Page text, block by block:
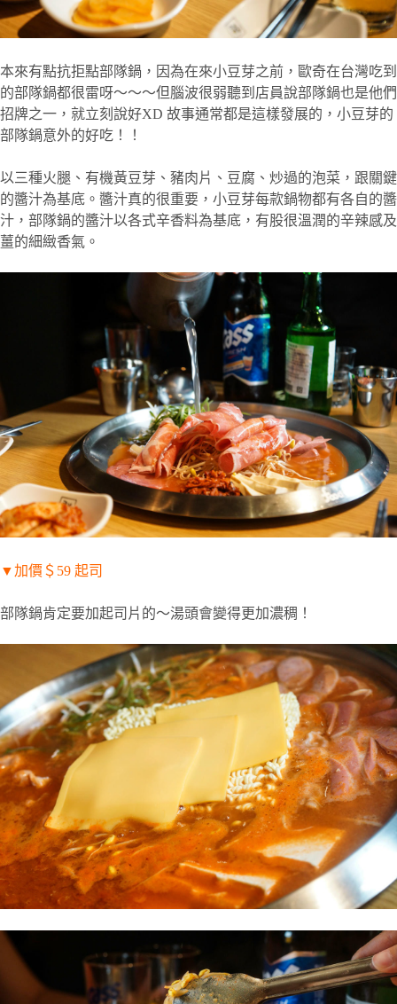
本來有點抗拒點部隊鍋，因為在來小豆芽之前，歐奇在台灣吃到
的部隊鍋都很雷呀～～～但腦波很弱聽到店員說部隊鍋也是他們
招牌之一，就立刻說好XD 故事通常都是這樣發展的，小豆芽的
部隊鍋意外的好吃！！
以三種火腿、有機黃豆芽、豬肉片、豆腐、炒過的泡菜，跟關鍵
的醬汁為基底。醬汁真的很重要，小豆芽每款鍋物都有各自的醬
汁，部隊鍋的醬汁以各式辛香料為基底，有股很溫潤的辛辣感及
薑的細緻香氣。
▼加價＄ 59 起司
部隊鍋肯定要加起司片的～湯頭會變得更加濃稠！